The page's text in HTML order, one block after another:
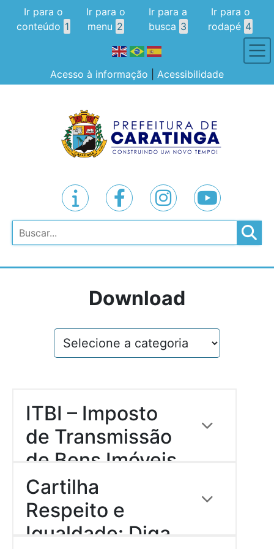
Ir para o
conteúdo 1
Ir para o
menu 2
Ir para a
busca 3
Ir para o
rodapé 4
Acesso à informação Acessibilidade
Pesquisar
Download
ITBI – Imposto
de Transmissão
de Bens Imóveis
(RURAL)
Download
Cartilha
Respeito e
Igualdade: Diga